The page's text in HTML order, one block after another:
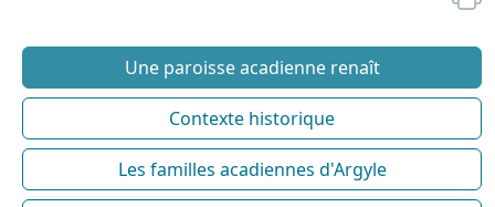
Une paroisse acadienne renaît
Contexte historique
Les familles acadiennes d'Argyle